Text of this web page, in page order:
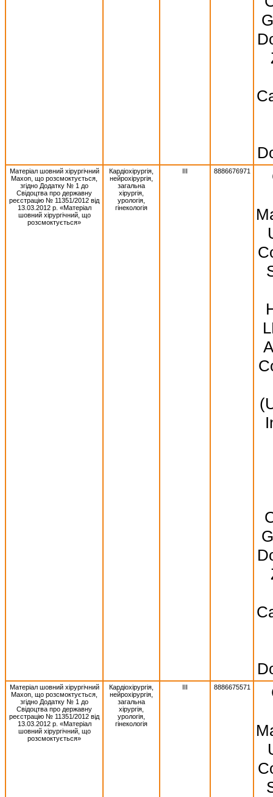
Матеріал шовний хірургічний
Махоn, що розсмоктується,
згідно Додатку № 1 до
Свідоцтва про державну
реєстрацію № 11351/2012 від
13.03.2012 р. «Матеріал
шовний хірургічний, що
розсмоктується»
Кардіохірургія,
нейрохірургія,
загальна
хірургія,
урологія,
гінекологія
III 8886676971
Матеріал шовний хірургічний
Махоn, що розсмоктується,
згідно Додатку № 1 до
Свідоцтва про державну
реєстрацію № 11351/2012 від
13.03.2012 р. «Матеріал
шовний хірургічний, що
розсмоктується»
Кардіохірургія,
нейрохірургія,
загальна
хірургія,
урологія,
гінекологія
III 8886675571